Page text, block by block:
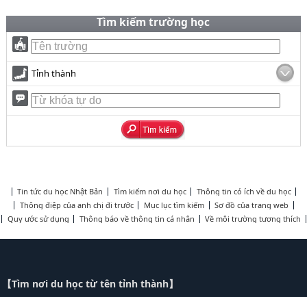
Tìm kiếm trường học
Tỉnh thành
Tin tức du học Nhật Bản Tìm kiếm nơi du học
Thông tin có ích về du học
Thông điệp của anh chị đi trước
Mục lục tìm kiếm
Sơ đồ của trang web
Quy ước sử dụng
Thông báo về thông tin cá nhân Về môi trường tương thích
【Tìm nơi du học từ tên tỉnh thành】